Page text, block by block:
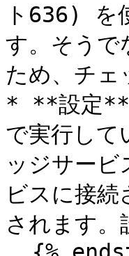
ト636) を
す。そう
ため、チェ
* **設定**:
で実行し
ッジサー
ビスに接
されます